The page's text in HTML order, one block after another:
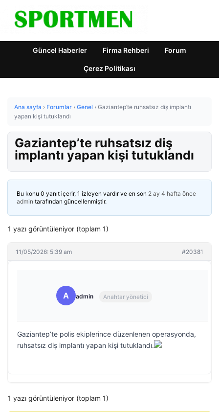
Güncel Haberler Firma Rehberi Forum
Çerez Politikası
Ana sayfa › Forumlar › Genel › Gaziantep’te ruhsatsız diş implantı
yapan kişi tutuklandı
Gaziantep’te ruhsatsız diş
implantı yapan kişi tutuklandı
Bu konu 0 yanıt içerir, 1 izleyen vardır ve en son 2 ay 4 hafta önce
admin tarafından güncellenmiştir.
1 yazı görüntüleniyor (toplam 1)
11/05/2026: 5:39 am #20381
A admin Anahtar yönetici
Gaziantep’te polis ekiplerince düzenlenen operasyonda,
ruhsatsız diş implantı yapan kişi tutuklandı.
1 yazı görüntüleniyor (toplam 1)